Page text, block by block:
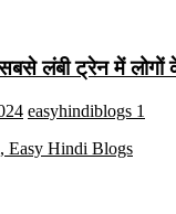
लंबी ट्रेन में
easyhindiblogs 1